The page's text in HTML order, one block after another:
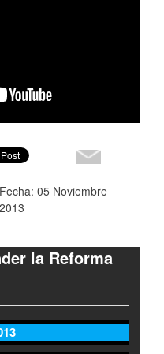
Fecha: 05 Noviembre
2013
la Reforma